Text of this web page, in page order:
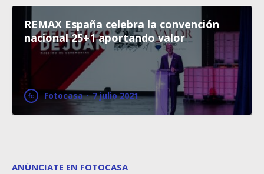
REMAX España celebra la convención
nacional 25+1 aportando valor
Fotocasa · 7 julio 2021
ANÚNCIATE EN FOTOCASA